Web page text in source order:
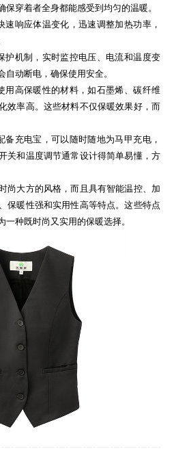
穿着者全身都能感受到均匀的温暖。
响应体温变化，迅速调整加热功率，
护机制，实时监控电压、电流和温度变
动断电，确保使用安全。
用高保暖性的材料，如石墨烯、碳纤维
效率高。这些材料不仅保暖效果好，而
充电宝，可以随时随地为马甲充电，
关和温度调节通常设计得简单易懂，方
尚大方的风格，而且具有智能温控、加
保暖性强和实用性高等特点。这些特点
种既时尚又实用的保暖选择。